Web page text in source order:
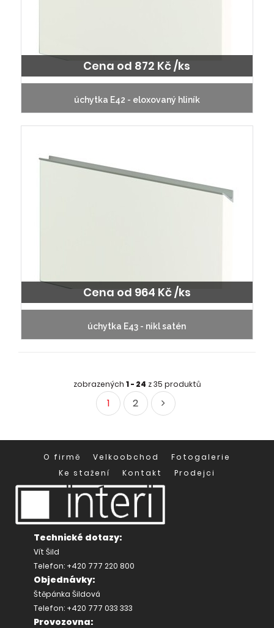
Cena od 872 Kč /ks
úchytka E42 - eloxovaný hliník
Cena od 964 Kč /ks
úchytka E43 - nikl satén
zobrazených 1 - 24 z 35 produktů
1 2
O firmě Velkoobchod
Fotogalerie
Ke stažení
Kontakt Prodejci
Technické dotazy:
Vít Šild
Telefon: +420 777 220 800
Objednávky:
Štěpánka Šildová
Telefon: +420 777 033 333
Provozovna: